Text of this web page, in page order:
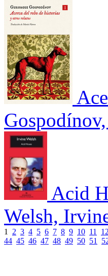
Acid
Welsh,
1 2 3 4 5 6 7 8 9 10 11 12
44 45 46 47 48 49 50 51